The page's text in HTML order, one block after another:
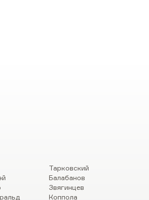
Тарковский
Балабанов
Звягинцев
Коппола